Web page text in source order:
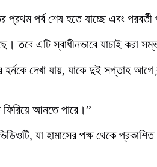
পর্ব শেষ হতে যাচ্ছে এবং পরবর্তী
তবে এটি স্বাধীনভাবে যাচাই করা
দেখা যায়, যাকে দুই সপ্তাহ
ফিরিয়ে আনতে পারে।”
যা হামাসের পক্ষ থেকে প্রকাশিত